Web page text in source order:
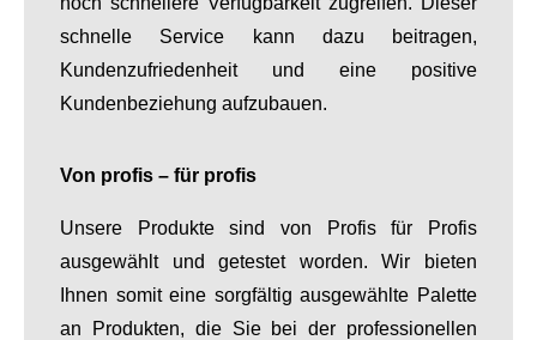
schnelle Service kann dazu beitragen,
Kundenzufriedenheit und eine positive
Kundenbeziehung aufzubauen.
Von profis – für profis
Unsere Produkte sind von Profis für Profis
ausgewählt und getestet worden. Wir bieten
Ihnen somit eine sorgfältig ausgewählte Palette
an Produkten, die Sie bei der professionellen